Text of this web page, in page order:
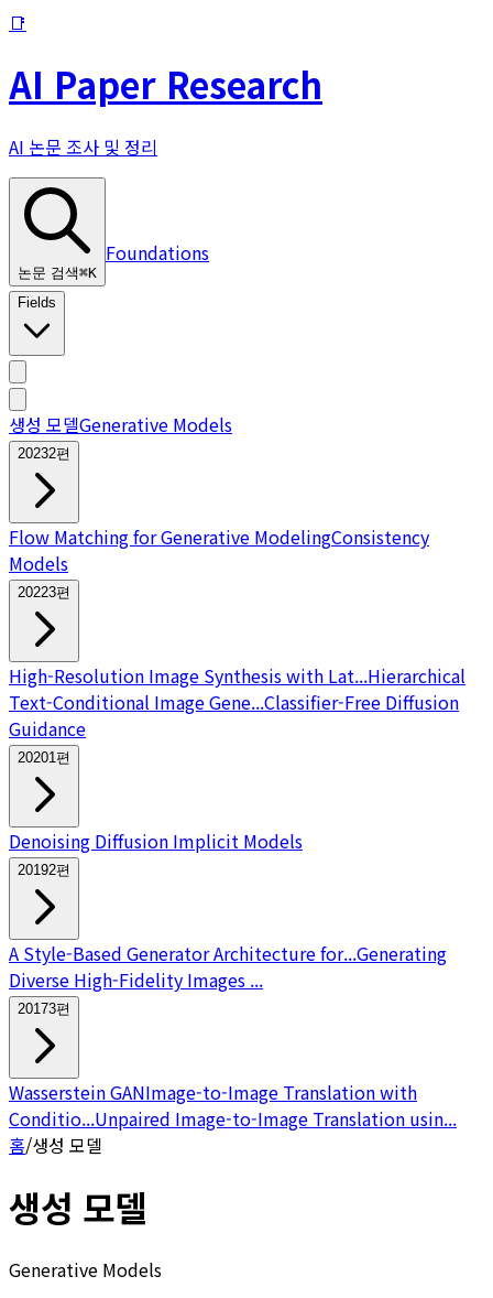
📑
AI Paper Research
AI 논문 조사 및 정리
논문 검색⌘K
Foundations
Fields
생성 모델Generative Models
20232편
Flow Matching for Generative ModelingConsistency
Models
20223편
High-Resolution Image Synthesis with Lat...Hierarchical
Text-Conditional Image Gene...Classifier-Free Diffusion
Guidance
20201 편
Denoising Diffusion Implicit Models
20192편
A Style-Based Generator Architecture for...Generating
Diverse High-Fidelity Images ...
20173편
Wasserstein GANImage-to-Image Translation with
Conditio...Unpaired Image-to-Image Translation usin...
홈/생성 모델
생성 모델
Generative Models